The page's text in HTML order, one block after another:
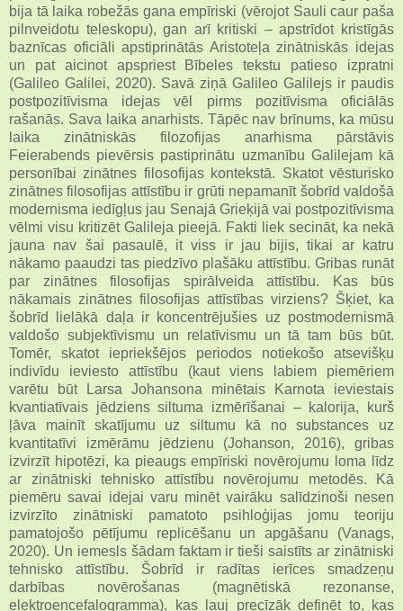
bija tā laika robežās gana empīriski (vērojot Sauli caur paša
pilnveidotu teleskopu), gan arī kritiski – apstrīdot kristīgās
baznīcas oficiāli apstiprinātās Aristoteļa zinātniskās idejas
un pat aicinot apspriest Bībeles tekstu patieso izpratni
(Galileo Galilei, 2020). Savā ziņā Galileo Galilejs ir paudis
postpozitīvisma idejas vēl pirms pozitīvisma oficiālās
rašanās. Sava laika anarhists. Tāpēc nav brīnums, ka mūsu
laika zinātniskās filozofijas anarhisma pārstāvis
Feierabends pievērsis pastiprinātu uzmanību Galilejam kā
personībai zinātnes filosofijas kontekstā. Skatot vēsturisko
zinātnes filosofijas attīstību ir grūti nepamanīt šobrīd valdošā
modernisma iedīgļus jau Senajā Grieķijā vai postpozitīvisma
vēlmi visu kritizēt Galileja pieejā. Fakti liek secināt, ka nekā
jauna nav šai pasaulē, it viss ir jau bijis, tikai ar katru
nākamo paaudzi tas piedzīvo plašāku attīstību. Gribas runāt
par zinātnes filosofijas spirālveida attīstību. Kas būs
nākamais zinātnes filosofijas attīstības virziens? Šķiet, ka
šobrīd lielākā daļa ir koncentrējušies uz postmodernismā
valdošo subjektīvismu un relatīvismu un tā tam būs būt.
Tomēr, skatot iepriekšējos periodos notiekošo atsevišķu
indivīdu ieviesto attīstību (kaut viens labiem piemēriem
varētu būt Larsa Johansona minētais Karnota ieviestais
kvantiatīvais jēdziens siltuma izmērīšanai – kalorija, kurš
ļāva mainīt skatījumu uz siltumu kā no substances uz
kvantitatīvi izmērāmu jēdzienu (Johanson, 2016), gribas
izvirzīt hipotēzi, ka pieaugs empīriski novērojumu loma līdz
ar zinātniski tehnisko attīstību novērojumu metodēs. Kā
piemēru savai idejai varu minēt vairāku salīdzinoši nesen
izvirzīto zinātniski pamatoto psihloģijas jomu teoriju
pamatojošo pētījumu replicēšanu un apgāšanu (Vanags,
2020). Un iemesls šādam faktam ir tieši saistīts ar zinātniski
tehnisko attīstību. Šobrīd ir radītas ierīces smadzeņu
darbības novērošanas (magnētiskā rezonanse,
elektroencefalogramma), kas ļauj precīzāk definēt to, kas